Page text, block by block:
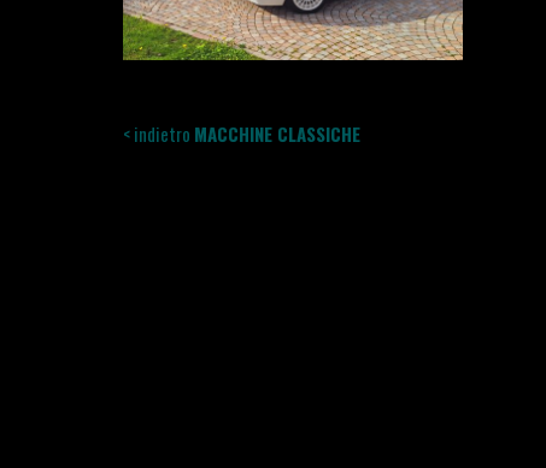
< indietro MACCHINE CLASSICHE